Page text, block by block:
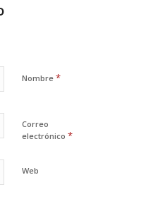
Nombre *
Correo
electrónico *
Web